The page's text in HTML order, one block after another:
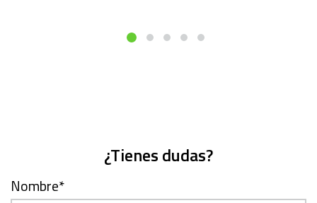
¿Tienes dudas?
Nombre*